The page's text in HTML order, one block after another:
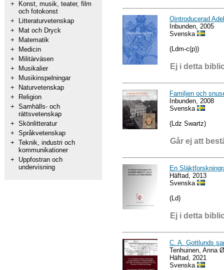
+
Konst, musik, teater, film
och fotokonst
+
Litteraturvetenskap
+
Mat och Dryck
+
Matematik
+
Medicin
+
Militärväsen
+
Musikalier
+
Musikinspelningar
+
Naturvetenskap
+
Religion
+ Samhälls- och
rättsvetenskap
+ Skönlitteratur
+ Språkvetenskap
+ Teknik, industri och
kommunikationer
+
Uppfostran och
undervisning
Ointroducerad
Inbunden, 2005
Svenska
(Ldm-c(p))
Ej i detta
Familjen och
Inbunden, 2008
Svenska
(Ldz Swartz)
Går ej att
En
Häftad, 2013
Svenska
(Ld)
Ej i detta
C. A. Gottlunds
Tenhuinen, Anna
Häftad, 2021
Svenska